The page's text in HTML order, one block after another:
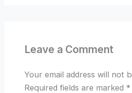
Leave a Comment
Your email address will not
Required fields are marked *